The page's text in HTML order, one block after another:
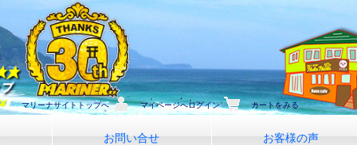
マリーナサイトトップへ マイページへログイン カートをみる
お問い合せ お客様の声